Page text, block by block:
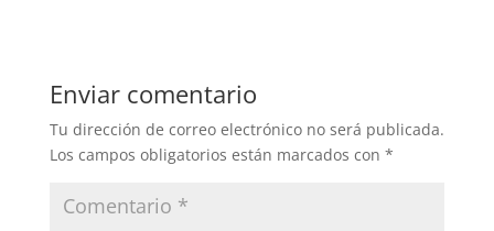
Enviar comentario
Tu dirección de correo electrónico no será publicada.
Los campos obligatorios están marcados con *